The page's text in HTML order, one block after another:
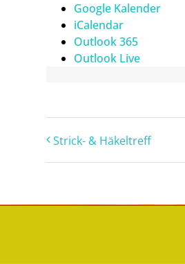
Google Kalender
iCalendar
Outlook 365
Outlook Live
Teilen Sie diesen
Strick- & Häkeltreff